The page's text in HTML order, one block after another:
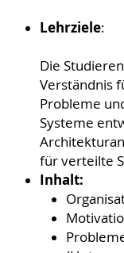
Lehrziele:
Die
Verständnis
Probleme
Systeme
für verteilte
Inhalt: